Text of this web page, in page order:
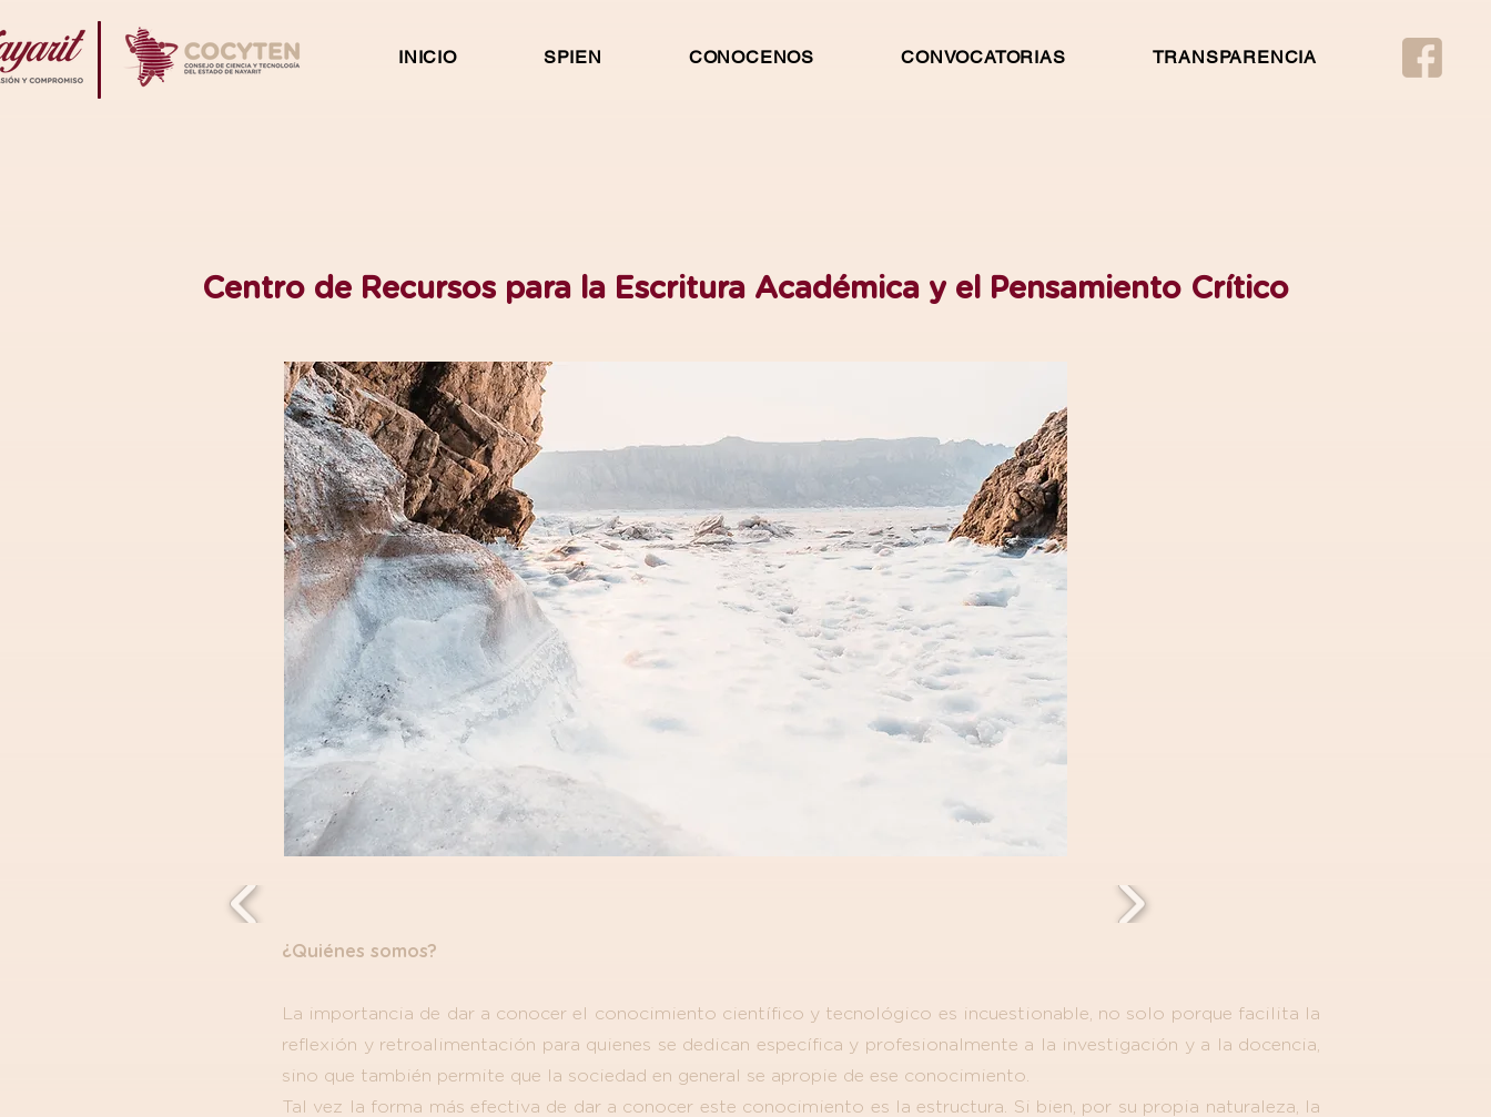
INICIO SPIEN CONOCENOS CONVOCATORIAS TRANSPARENCIA
Centro de Recursos para la Escritura Académica y el Pensamiento Crítico
¿Quiénes somos?
La importancia de dar a conocer el conocimiento científico y tecnológico es incuestionable, no solo porque facilita la
reflexión y retroalimentación para quienes se dedican específica y profesionalmente a la investigación y a la docencia,
sino que también permite que la sociedad en general se apropie de ese conocimiento.
Tal vez la forma más efectiva de dar a conocer este conocimiento es la estructura. Si bien, por su propia naturaleza, la